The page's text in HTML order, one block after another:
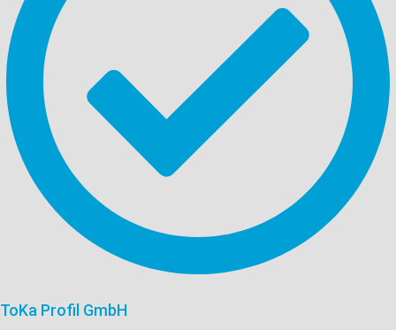
ToKa Profil GmbH